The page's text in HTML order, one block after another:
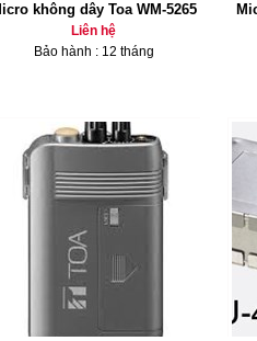
không dây Toa WM-5265
Liên hệ
Bảo hành : 12 tháng